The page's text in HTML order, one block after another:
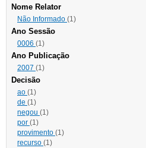
Nome Relator
Não Informado (1)
Ano Sessão
0006 (1)
Ano Publicação
2007 (1)
Decisão
ao (1)
de (1)
negou (1)
por (1)
provimento (1)
recurso (1)